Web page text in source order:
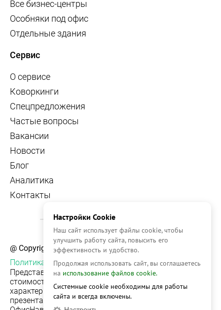
Все бизнес-центры
Особняки под офис
Отдельные здания
Сервис
О сервисе
Коворкинги
Спецпредложения
Частые вопросы
Вакансии
Новости
Блог
Аналитика
Контакты
@ Copyright, 2026 OFFICE NAVIGATOR
Политика конфиденциальности
Представленная на сайте информация, в т.ч.
стоимости объектов, носит информационный
характер и не является публичной офертой. Условия
презентации объекта недвижимости на сервисе
Настройки Cookie
Наш сайт использует файлы cookie, чтобы
улучшить работу сайта, повысить его
эффективность и удобство.
Продолжая использовать сайт, вы соглашаетесь
на использование файлов cookie.
Системные cookie необходимы для работы
сайта и всегда включены.